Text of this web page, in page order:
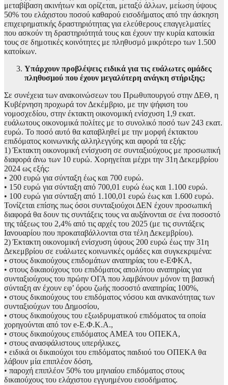
μεταβίβαση ακινήτων και ορίζεται, μεταξύ άλλων, μείωση ύψους
50% του ελάχιστου ποσού καθαρού εισοδήματος από την άσκηση
επιχειρηματικής δραστηριότητας για ελεύθερους επαγγελματίες
που ασκούν τη δραστηριότητά τους και έχουν την κυρία κατοικία
τους σε δημοτικές κοινότητες με πληθυσμό μικρότερο των 1.500
κατοίκων.
Υπάρχουν προβλέψεις ειδικά για τις ευάλωτες ομάδες
πληθυσμού που έχουν μεγαλύτερη ανάγκη στήριξης;
Σε συνέχεια των ανακοινώσεων του Πρωθυπουργού στην ΔΕΘ, η
Κυβέρνηση προχωρά τον Δεκέμβριο, με την ψήφιση του
νομοσχεδίου, στην έκτακτη οικονομική ενίσχυση 1,9 εκατ.
ευάλωτους οικονομικά πολίτες με το συνολικό ποσό των 243 εκατ.
ευρώ. Το ποσό αυτό θα καταβληθεί με την μορφή έκτακτου
επιδόματος κοινωνικής αλληλεγγύης και αφορά τα εξής:
1) Έκτακτη οικονομική ενίσχυση σε συνταξιούχους με προσωπική
διαφορά άνω των 10 ευρώ. Χορηγείται μέχρι την 31η Δεκεμβρίου
2024 ως εξής:
• 200 ευρώ για σύνταξη έως και 700 ευρώ.
• 150 ευρώ για σύνταξη από 700,01 ευρώ έως και 1.100 ευρώ.
• 100 ευρώ για σύνταξη από 1.100,01 ευρώ έως και 1.600 ευρώ.
Τονίζεται επίσης πως όσοι συνταξιούχοι ΔΕΝ έχουν προσωπική
διαφορά θα δουν τις συντάξεις τους να αυξάνονται σε ένα ποσοστό
της τάξεως του 2,4% από τις αρχές του 2025 (με τις συντάξεις
Ιανουαρίου που προκαταβάλλονται στα τέλη Δεκεμβρίου).
2) Έκτακτη οικονομική ενίσχυση ύψους 200 ευρώ έως την 31η
Δεκεμβρίου σε ευάλωτες κοινωνικές ομάδες και συγκεκριμένα:
• στους δικαιούχους επιδομάτων αναπηρίας του e-ΕΦΚΑ,
• στους δικαιούχους του επιδόματος απολύτου αναπηρίας για
συνταξιούχους του πρώην ΟΓΑ που λαμβάνουν μόνον τη βασική
σύνταξη αν έχουν εφ’ όρου ζωής ποσοστό αναπηρίας 100%,
• στους δικαιούχους του επιδόματος νόσου και ανικανότητας των
συνταξιούχων του Δημοσίου,
• στους δικαιούχους του εξωιδρυματικού επιδόματος τα οποία
χορηγούνται από τον e-Ε.Φ.Κ.Α.,
• στους δικαιούχους επιδόματος ΑΜΕΑ του ΟΠΕΚΑ,
• στους ανασφάλιστους υπερήλικες,
• ειδικά οι δικαιούχοι του επιδόματος παιδιού του ΟΠΕΚΑ θα
λάβουν μία επιπλέον δόση,
• παροχή επιπλέον 50% του μηνιαίου επιδόματος στους
δικαιούχους του ελάχιστου εγγυημένου εισοδήματος.